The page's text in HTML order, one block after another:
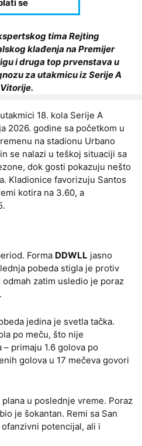
tima Rejting
klađenja na Premijer
i druga top prvenstava u
za utakmicu iz Serije A
18. kola Serije A
2026. godine sa početkom u
na stadionu Urbano
se nalazi u teškoj situaciji sa
dok gosti pokazuju nešto
Kladionice favorizuju Santos
kotira na 3.60, a
Forma DDWLL jasno
pobeda stigla je protiv
zatim usledio je poraz
jedina je svetla tačka.
po meču, što nije
primaju 1.6 golova po
golova u 17 mečeva govori
u poslednje vreme. Poraz
je šokantan. Remi sa San
potencijal, ali i